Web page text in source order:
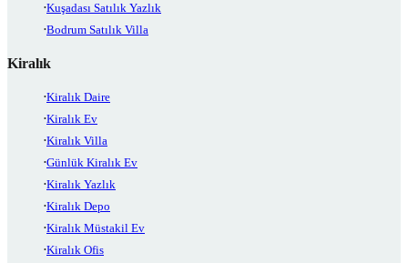
Kuşadası Satılık Yazlık
Bodrum Satılık Villa
Kiralık
Kiralık Daire
Kiralık Ev
Kiralık Villa
Günlük Kiralık Ev
Kiralık Yazlık
Kiralık Depo
Kiralık Müstakil Ev
Kiralık Ofis